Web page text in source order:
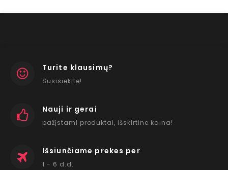
Turite klausimų?
Susisiekite!
Nauji ir gerai
pažįstami produktai, išskirtine kaina!
Išsiunčiame prekes per
1 - 6 d.d.